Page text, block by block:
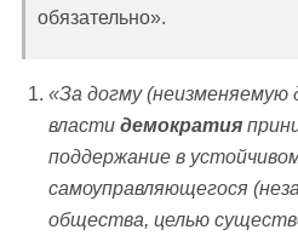
обязательно».
«За догму (неизменяемую
властидемократия
поддержание в
самоуправляющегося
общества, целью